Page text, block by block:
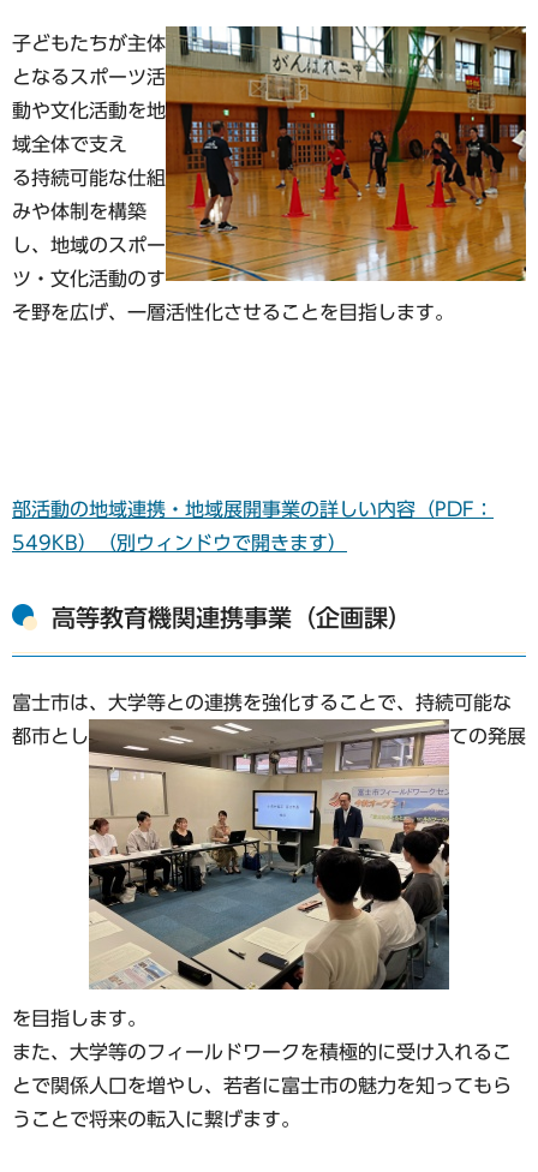
子どもたちが主体
となるスポーツ活
動や文化活動を地
域全体で支え
る持続可能な仕組
みや体制を構築
し、地域のスポー
ツ・文化活動のす
そ野を広げ、一層活性化させることを目指します。
部活動の地域連携・地域展開事業の詳しい内容（PDF：
549KB）（別ウィンドウで開きます）
高等教育機関連携事業（企画課）
富士市は、大学等との連携を強化することで、持続可能な
都市とし
ての発展
を目指します。
また、大学等のフィールドワークを積極的に受け入れるこ
とで関係人口を増やし、若者に富士市の魅力を知ってもら
うことで将来の転入に繋げます。